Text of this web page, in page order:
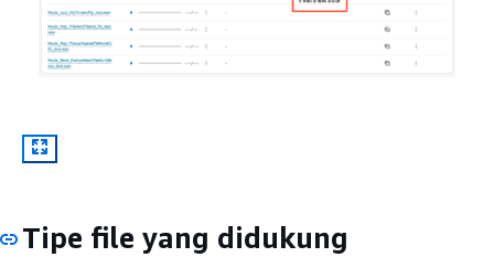
Tipe file yang didukung